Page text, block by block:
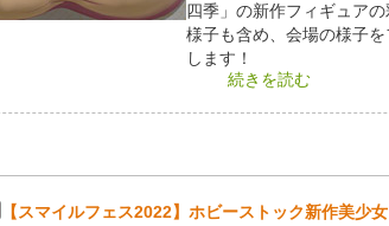
四季」の新作フィギュア
様子も含め、会場の様子
します！
続きを読む
【スマイルフェス2022】ホビーストック新作美少